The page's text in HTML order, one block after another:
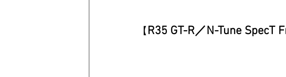
【 R35 GT-R／N-Tune SpecT